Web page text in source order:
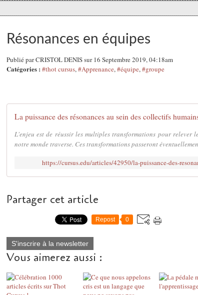
Résonances en équipes
Publié par CRISTOL DENIS sur 16 Septembre 2019, 04:18am
Catégories : #thot cursus,#Apprenance,#équipe,#groupe
La puissance des résonances au sein des collectifs
L'enjeu est de réussir les multiples transformations pour relever
notre monde traverse. Ces transformations passeront
https://cursus.edu/articles/42950/la-puissance-des-
Partager cet article
Repost 0
S'inscrire à la newsletter
Vous aimerez aussi :